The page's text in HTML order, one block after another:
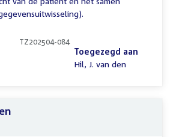
TZ202504-084
Toegezegd aan
Hil, J. van den